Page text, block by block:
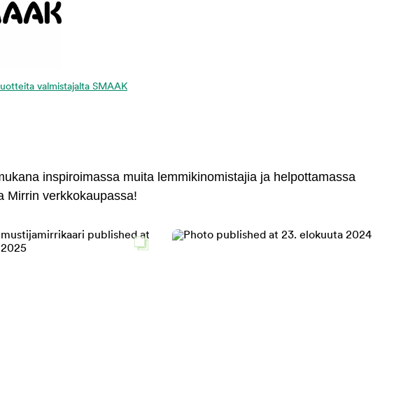
valmistajalta SMAAK
inspiroimassa muita lemmikinomistajia ja helpottamassa
Mirrin verkkokaupassa!